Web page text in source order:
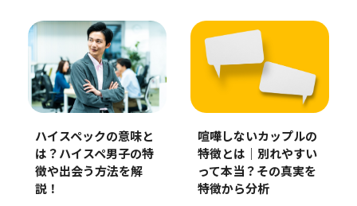
ハイスペックの意味と
は？ハイスペ男子の特
徴や出会う方法を解
説！
喧嘩しないカップルの
特徴とは｜別れやすい
って本当？その真実を
特徴から分析